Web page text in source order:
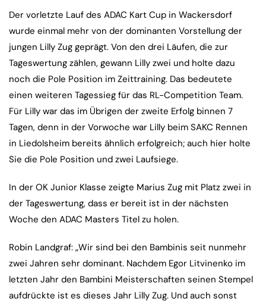
Der vorletzte Lauf des ADAC Kart Cup in Wackersdorf
wurde einmal mehr von der dominanten Vorstellung der
jungen Lilly Zug geprägt. Von den drei Läufen, die zur
Tageswertung zählen, gewann Lilly zwei und holte dazu
noch die Pole Position im Zeittraining. Das bedeutete
einen weiteren Tagessieg für das RL-Competition Team.
Für Lilly war das im Übrigen der zweite Erfolg binnen 7
Tagen, denn in der Vorwoche war Lilly beim SAKC Rennen
in Liedolsheim bereits ähnlich erfolgreich; auch hier holte
Sie die Pole Position und zwei Laufsiege.
In der OK Junior Klasse zeigte Marius Zug mit Platz zwei in
der Tageswertung, dass er bereit ist in der nächsten
Woche den ADAC Masters Titel zu holen.
Robin Landgraf: „Wir sind bei den Bambinis seit nunmehr
zwei Jahren sehr dominant. Nachdem Egor Litvinenko im
letzten Jahr den Bambini Meisterschaften seinen Stempel
aufdrückte ist es dieses Jahr Lilly Zug. Und auch sonst